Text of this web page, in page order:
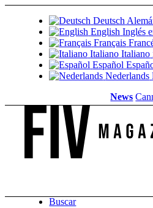
Deutsch
English Inglés
Français
Italiano Italiano
Español
Nederlands
News
Buscar